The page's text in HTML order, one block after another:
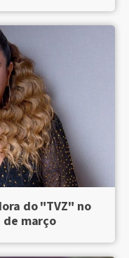
do "TVZ" no
março